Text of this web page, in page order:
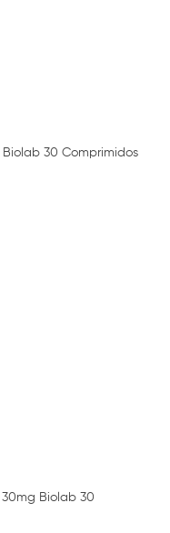
30 Comprimidos
Biolab 30